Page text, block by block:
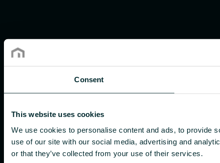
Consent
This website uses cookies
We use cookies to personalise content and ads, to provide
use of our site with our social media, advertising and
or that they’ve collected from your use of their services.